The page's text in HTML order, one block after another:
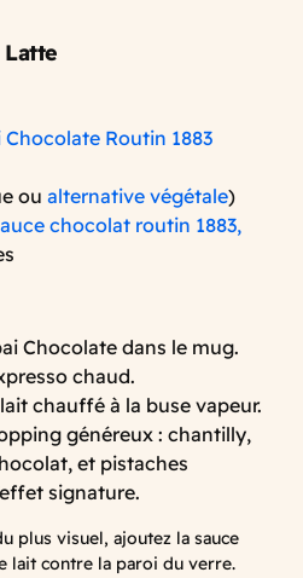
Chocolate Routin 1883
oualternative végétale)
chocolat routin 1883,
Chocolate dans le mug.
chaud.
chauffé à la buse vapeur.
généreux : chantilly,
et pistaches
signature.
plus visuel, ajoutez la sauce
lait contre la paroi du verre.